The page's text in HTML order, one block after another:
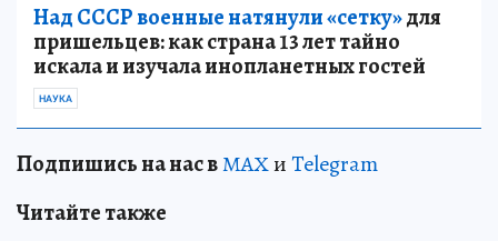
Над СССР военные натянули «сетку»для
пришельцев: как страна 13 лет тайно
искала и изучала инопланетных гостей
НАУКА
Подпишись на нас вМАХиTelegram
Читайте также